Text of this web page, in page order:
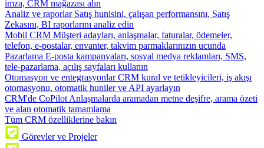
imza, CRM mağazası alın
Analiz ve raporlar Satış hunisini, çalışan performansını, Satış
Zekasını, BI raporlarını analiz edin
Mobil CRM Müşteri adayları, anlaşmalar, faturalar, ödemeler,
telefon, e-postalar, envanter, takvim parmaklarınızın ucunda
Pazarlama E-posta kampanyaları, sosyal medya reklamları, SMS,
tele-pazarlama, açılış sayfaları kullanın
Otomasyon ve entegrasyonlar CRM kural ve tetikleyicileri, iş akışı
otomasyonu, otomatik huniler ve API ayarlayın
CRM'de CoPilot Anlaşmalarda aramadan metne deşifre, arama özeti
ve alan otomatik tamamlama
Tüm CRM özelliklerine bakın
Görevler ve Projeler